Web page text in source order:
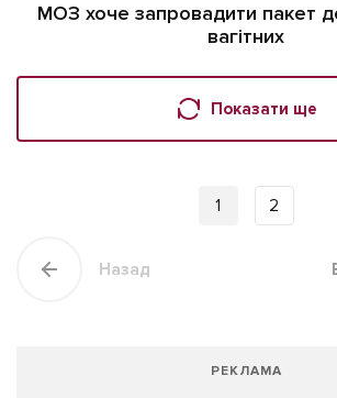
МОЗ хоче запровадити пакет
вагітних
Показати ще
Назад
1 2
РЕКЛАМА